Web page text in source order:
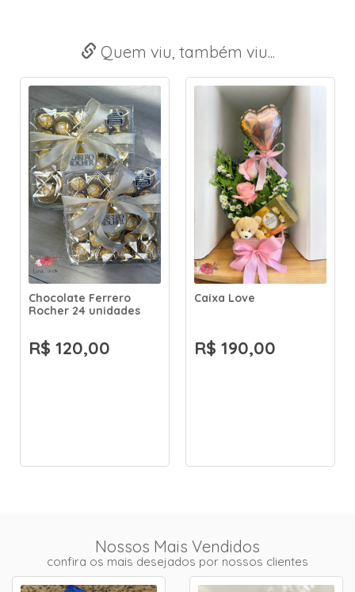
Quem viu, também viu...
Chocolate Ferrero
Rocher 24 unidades
R$ 120,00
Caixa Love
R$ 190,00
Nossos Mais Vendidos
confira os mais desejados por nossos clientes